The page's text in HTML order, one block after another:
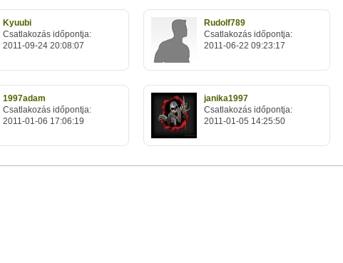
Kyuubi
Csatlakozás időpontja:
2011-09-24 20:08:07
Rudolf789
Csatlakozás időpontja:
2011-06-22 09:23:17
1997adam
Csatlakozás időpontja:
2011-01-06 17:06:19
janika1997
Csatlakozás időpontja:
2011-01-05 14:25:50